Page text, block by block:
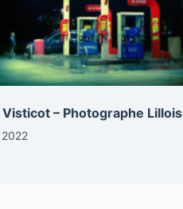
– Photographe Lillois